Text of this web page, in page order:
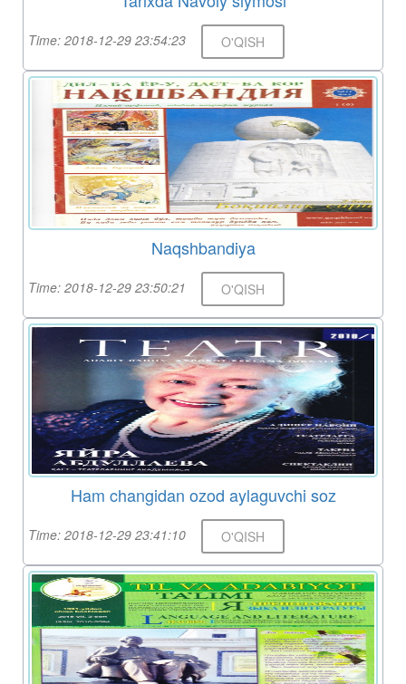
Time: 2018-12-29 23:54:23 O'QISH
Naqshbandiya
Time: 2018-12-29 23:50:21 O'QISH
Ham changidan ozod aylaguvchi soz
Time: 2018-12-29 23:41:10 O'QISH